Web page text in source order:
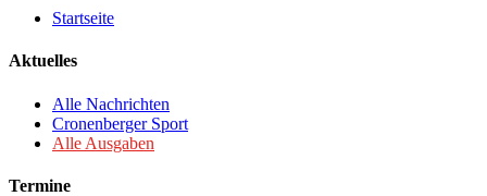
Startseite
Aktuelles
Alle Nachrichten
Cronenberger Sport
Alle Ausgaben
Termine